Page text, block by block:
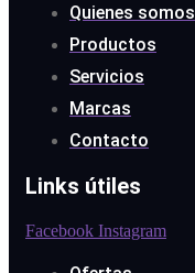
Quienes somos
Productos
Servicios
Marcas
Contacto
Links útiles
Facebook Instagram